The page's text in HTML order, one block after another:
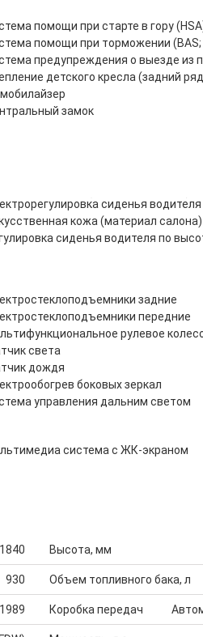
помощи при старте в гору
помощи при торможении (BAS;
предупреждения о выезде из
детского кресла (задний
замок
сиденья водителя
кожа (материал салона)
сиденья водителя по
задние
передние
рулевое
света
дождя
боковых зеркал
управления дальним светом
система с ЖК-экраном
1840 Высота, мм
930 Объем топливного бака, л
1989 Коробка передач